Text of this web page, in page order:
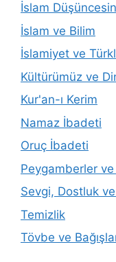
İslam
İslam ve Bilim
İslamiyet ve
Kültürümüz ve
Kur'an-ı Kerim
Namaz İbadeti
Oruç İbadeti
Peygamberler
Sevgi, Dostluk
Temizlik
Tövbe ve